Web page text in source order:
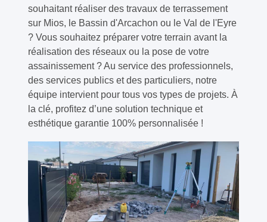
souhaitant réaliser des travaux de terrassement
sur Mios, le Bassin d'Arcachon ou le Val de l'Eyre
? Vous souhaitez préparer votre terrain avant la
réalisation des réseaux ou la pose de votre
assainissement ? Au service des professionnels,
des services publics et des particuliers, notre
équipe intervient pour tous vos types de projets. À
la clé, profitez d’une solution technique et
esthétique garantie 100% personnalisée !